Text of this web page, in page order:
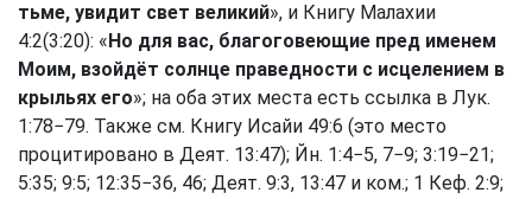
тьме, увидит свет великий», и Книгу Малахии
4:2(3:20): «Но для вас, благоговеющие пред именем
Моим, взойдёт солнце праведности с исцелением в
крыльях его»; на оба этих места есть ссылка в Лук.
1:78−79. Также см. Книгу Исайи 49:6 (это место
процитировано в Деят. 13:47); Йн. 1:4−5, 7−9; 3:19−21;
5:35; 9:5; 12:35−36, 46; Деят. 9:3, 13:47 и ком.; 1 Кеф. 2:9;